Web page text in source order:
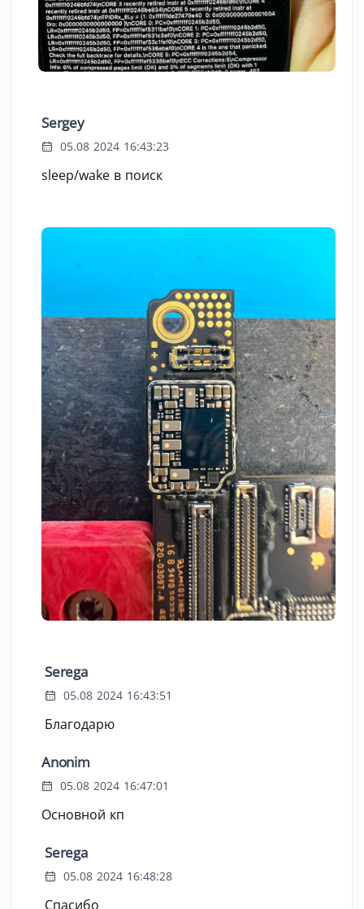
Sergey
05.08 2024 16:43:23
sleep/wake в поиск
Serega
05.08 2024 16:43:51
Благодарю
Anonim
05.08 2024 16:47:01
Основной кп
Serega
05.08 2024 16:48:28
Спасибо